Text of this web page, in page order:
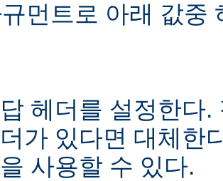
먼트로 아래 값중
헤더를 설정한다.
가 있다면 대체한
사용할 수 있다.